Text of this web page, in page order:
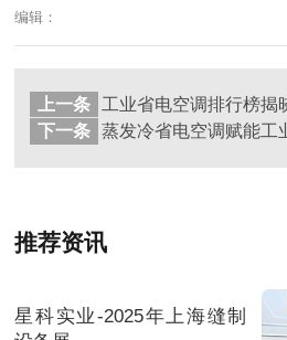
编辑：
上一条
下一条
推荐资讯
星科实业-2025年上海缝制